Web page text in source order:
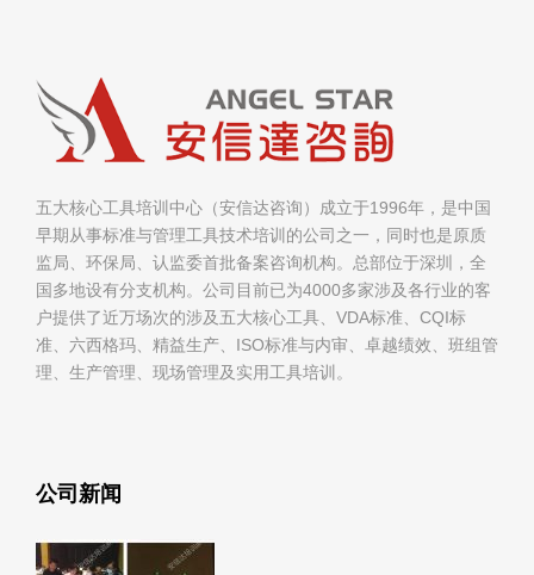
五大核心工具培训中心（安信达咨询）成立于1996年，是中国
早期从事标准与管理工具技术培训的公司之一，同时也是原质
监局、环保局、认监委首批备案咨询机构。总部位于深圳，全
国多地设有分支机构。公司目前已为4000多家涉及各行业的客
户提供了近万场次的涉及五大核心工具、VDA标准、CQI标
准、六西格玛、精益生产、ISO标准与内审、卓越绩效、班组管
理、生产管理、现场管理及实用工具培训。
公司新闻